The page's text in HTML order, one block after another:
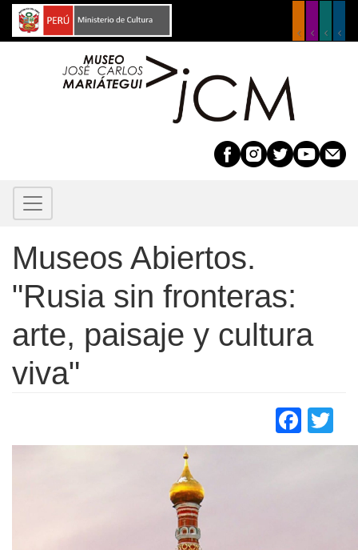
Pasar
Museos Abiertos.
"Rusia sin fronteras:
arte, paisaje y cultura
viva"